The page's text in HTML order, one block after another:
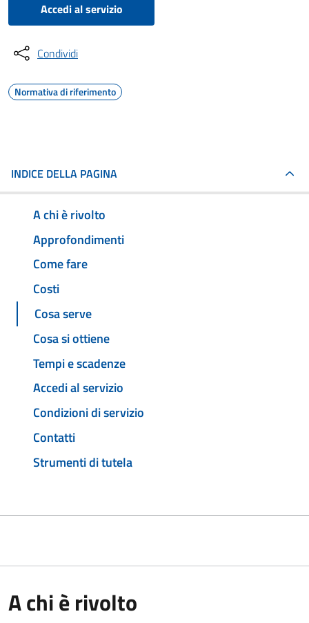
Accedi al servizio
Condividi
Normativa di riferimento
INDICE DELLA PAGINA
A chi è rivolto
Approfondimenti
Come fare
Costi
Cosa serve
Cosa si ottiene
Tempi e scadenze
Accedi al servizio
Condizioni di servizio
Contatti
Strumenti di tutela
A chi è rivolto